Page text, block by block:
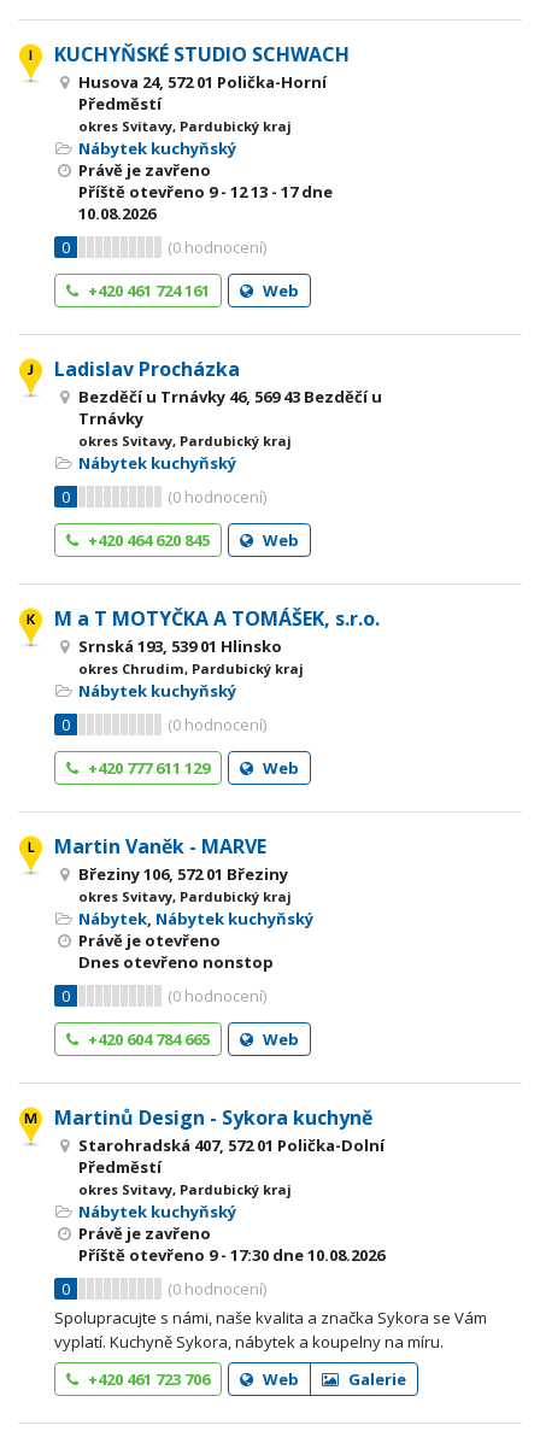
KUCHYŇSKÉ STUDIO SCHWACH
Husova 24, 572 01 Polička-Horní
Předměstí
okres Svitavy, Pardubický kraj
Nábytek kuchyňský
Právě je zavřeno
Příště otevřeno 9 - 1213 - 17dne
10.08.2026
0
(0 hodnocení)
+420 461 724 161
Web
Ladislav Procházka
Bezděčí u Trnávky 46, 569 43 Bezděčí u
Trnávky
okres Svitavy, Pardubický kraj
Nábytek kuchyňský
0
(0 hodnocení)
+420 464 620 845
Web
M a T MOTYČKA A TOMÁŠEK, s.r.o.
Srnská 193, 539 01 Hlinsko
okres Chrudim, Pardubický kraj
Nábytek kuchyňský
0
(0 hodnocení)
+420 777 611 129
Web
Martin Vaněk - MARVE
Březiny 106, 572 01 Březiny
okres Svitavy, Pardubický kraj
Nábytek, Nábytek kuchyňský
Právě je otevřeno
Dnes otevřeno nonstop
0
(0 hodnocení)
+420 604 784 665
Web
Martinů Design - Sykora kuchyně
Starohradská 407, 572 01 Polička-Dolní
Předměstí
okres Svitavy, Pardubický kraj
Nábytek kuchyňský
Právě je zavřeno
Příště otevřeno 9 - 17:30 dne 10.08.2026
0
(0 hodnocení)
Spolupracujte s námi, naše kvalita a značka Sykora se Vám
vyplatí. Kuchyně Sykora, nábytek a koupelny na míru.
+420 461 723 706
Web Galerie